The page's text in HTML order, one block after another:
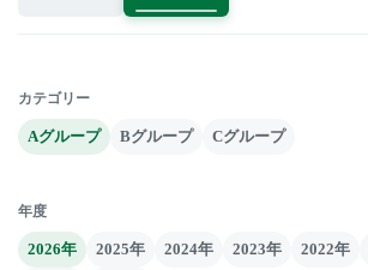
カテゴリー
Aグループ Bグループ Cグループ
年度
2026年 2025年 2024年 2023年 2022年